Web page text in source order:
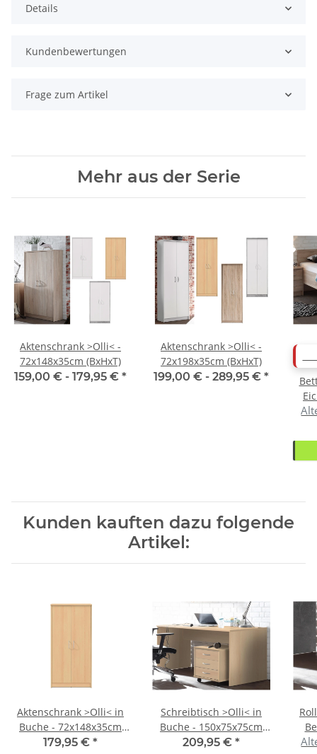
Details
Kundenbewertungen
Frage zum Artikel
Mehr aus der Serie
Aktenschrank >Olli< -
72x148x35cm (BxHxT)
159,00 € - 179,95 € *
Aktenschrank >Olli< -
72x198x35cm (BxHxT)
199,00 € - 289,95 € *
Kunden kauften dazu folgende
Artikel:
Aktenschrank >Olli< in
Buche - 72x148x35cm
(BxHxT)
179,95 € *
Schreibtisch >Olli< in
Buche - 150x75x75cm
(BxHxT)
209,95 € *